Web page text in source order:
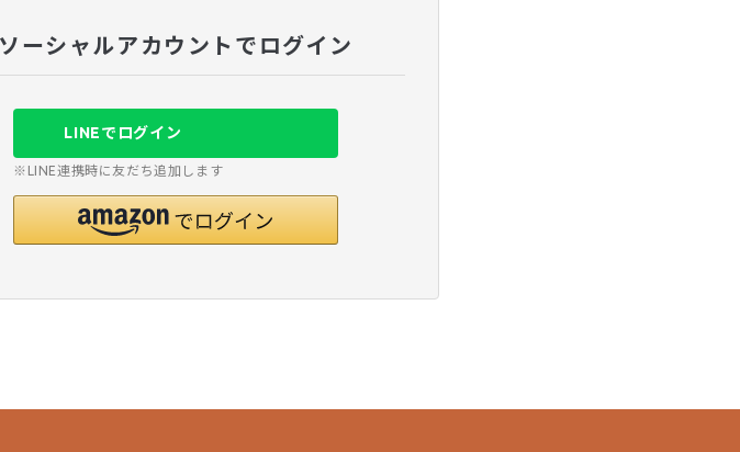
ソーシャルアカウントでログイン
LINEでログイン
※LINE連携時に友だち追加します